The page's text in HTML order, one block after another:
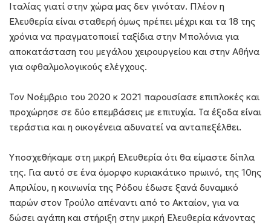
Ιταλίας γιατί στην χώρα μας δεν γινόταν. Πλέον η
Ελευθερία είναι σταθερή όμως πρέπει μέχρι και τα 18 της
χρόνια να πραγματοποιεί ταξίδια στην Μπολόνια για
αποκατάσταση του μεγάλου χειρουργείου και στην Αθήνα
για οφθαλμολογικούς ελέγχους.
Τον Νοέμβριο του 2020 κ 2021 παρουσίασε επιπλοκές και
προχώρησε σε δύο επεμβάσεις με επιτυχία. Τα έξοδα είναι
τεράστια και η οικογένεια αδυνατεί να ανταπεξέλθει.
Υποσχεθήκαμε στη μικρή Ελευθερία ότι θα είμαστε δίπλα
της. Για αυτό σε ένα όμορφο κυριακάτικο πρωινό, της 10ης
Απριλίου, η κοινωνία της Ρόδου έδωσε ξανά δυναμικό
παρών στον Τρούλο απέναντι από το Ακταίον, για να
δώσει αγάπη και στήριξη στην μικρή Ελευθερία κάνοντας